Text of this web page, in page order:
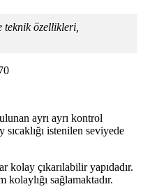
teknik özellikleri,
ayrı ayrı kontrol
istenilen seviyede
kolay çıkarılabilir yapıdadır.
sağlamaktadır.